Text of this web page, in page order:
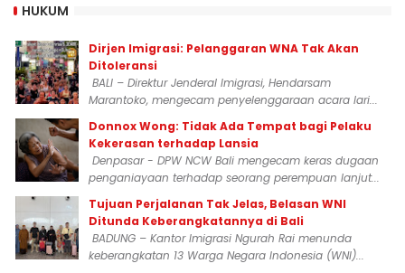
HUKUM
Dirjen Imigrasi: Pelanggaran WNA Tak Akan
Ditoleransi
BALI – Direktur Jenderal Imigrasi, Hendarsam
Marantoko, mengecam penyelenggaraan acara lari...
Donnox Wong: Tidak Ada Tempat bagi Pelaku
Kekerasan terhadap Lansia
Denpasar - DPW NCW Bali mengecam keras dugaan
penganiayaan terhadap seorang perempuan lanjut...
Tujuan Perjalanan Tak Jelas, Belasan WNI
Ditunda Keberangkatannya di Bali
BADUNG – Kantor Imigrasi Ngurah Rai menunda
keberangkatan 13 Warga Negara Indonesia (WNI)...